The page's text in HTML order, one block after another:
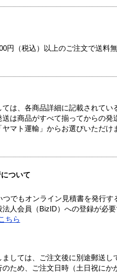
円（税込）以上のご注文で送料無
は、各商品詳細に記載されてい
は商品がすべて揃ってからの発
マト運輸」からお選びいただけ
ついて
でもオンライン見積書を発行す
人会員（BizID）への登録が必要
ちら
しては、ご注文後に別途郵送し
ため、ご注文日時（土日祝に